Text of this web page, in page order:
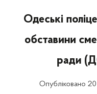
Одеські
обставини
ради
Опубліковано